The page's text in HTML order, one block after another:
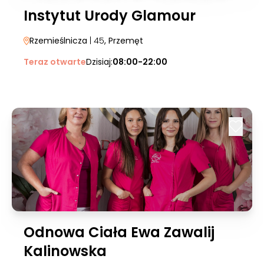
Instytut Urody Glamour
Rzemieślnicza | 45, Przemęt
Teraz otwarteDzisiaj:08:00-22:00
Odnowa Ciała Ewa Zawalij
Kalinowska